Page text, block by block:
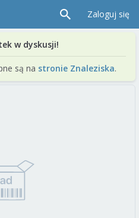
Zaloguj się
w dyskusji!
są na stronie Znaleziska.